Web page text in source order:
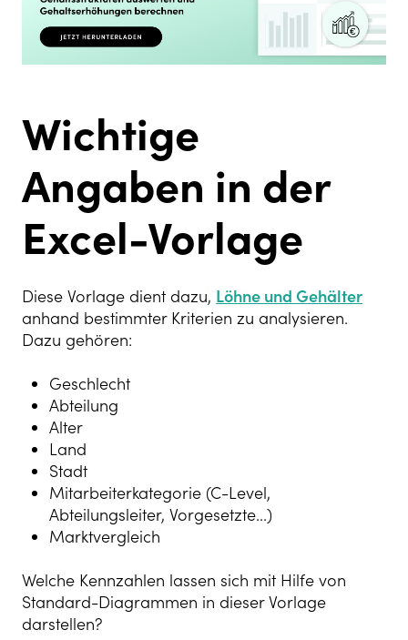
Wichtige
Angaben in der
Excel-Vorlage
Diese Vorlage dient dazu, Löhne und Gehälter
anhand bestimmter Kriterien zu analysieren.
Dazu gehören:
Geschlecht
Abteilung
Alter
Land
Stadt
Mitarbeiterkategorie (C-Level,
Abteilungsleiter, Vorgesetzte...)
Marktvergleich
Welche Kennzahlen lassen sich mit Hilfe von
Standard-Diagrammen in dieser Vorlage
darstellen?